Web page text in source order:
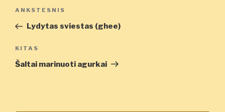
įrašų
Ankstesnis
įrašas
ANKSTESNIS
Lydytas sviestas (ghee)
Kitas
įrašas
KITAS
Šaltai marinuoti agurkai